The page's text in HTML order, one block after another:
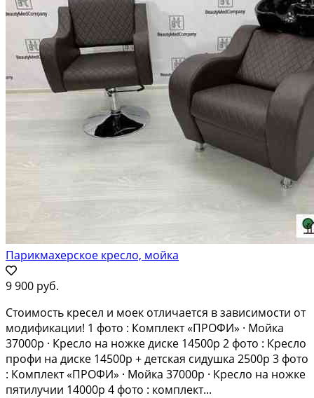
Парикмахерское кресло, мойка
9 900 руб.
Стоимость кресел и моек отличается в зависимости от
модификации! 1 фото : Комплект «ПРОФИ» · Мойка
37000р · Кресло на ножке диске 14500р 2 фото : Кресло
профи на диске 14500р + детская сидушка 2500р 3 фото
: Комплект «ПРОФИ» · Мойка 37000р · Кресло на ножке
пятилучии 14000р 4 фото : комплект...